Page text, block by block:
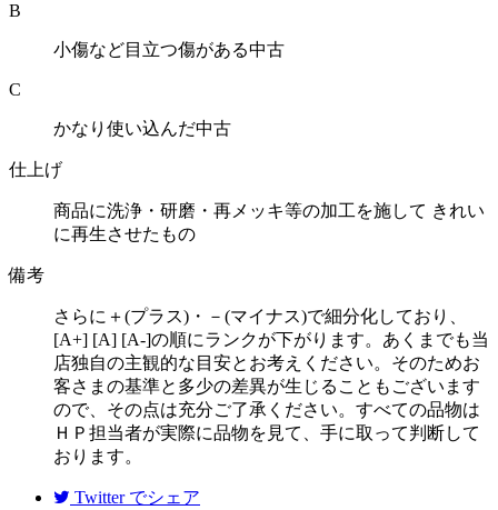
B
小傷など目立つ傷がある中古
C
かなり使い込んだ中古
仕上げ
商品に洗浄・研磨・再メッキ等の加工を施して きれい
に再生させたもの
備考
さらに＋(プラス)・－(マイナス)で細分化しており、
[A+] [A] [A-]の順にランクが下がります。あくまでも当
店独自の主観的な目安とお考えください。そのためお
客さまの基準と多少の差異が生じることもございます
ので、その点は充分ご了承ください。すべての品物は
ＨＰ担当者が実際に品物を見て、手に取って判断して
おります。
Twitter でシェア